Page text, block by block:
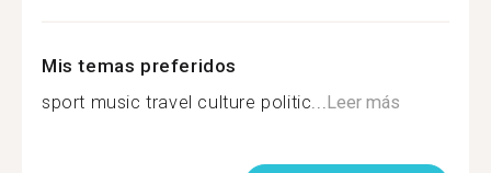
Mis temas preferidos
sport music travel culture politic...Leer más